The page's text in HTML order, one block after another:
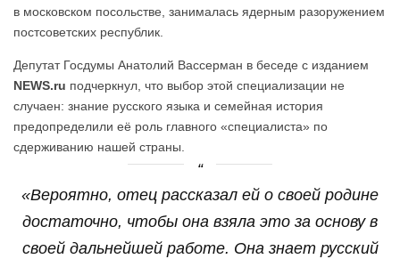
в московском посольстве, занималась ядерным разоружением
постсоветских республик.
Депутат Госдумы Анатолий Вассерман в беседе с изданием
NEWS.ru подчеркнул, что выбор этой специализации не
случаен: знание русского языка и семейная история
предопределили её роль главного «специалиста» по
сдерживанию нашей страны.
«Вероятно, отец рассказал ей о своей родине
достаточно, чтобы она взяла это за основу в
своей дальнейшей работе. Она знает русский